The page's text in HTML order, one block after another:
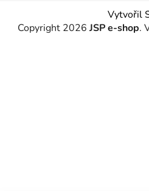
Vytvořil
Copyright 2026 JSP e-shop.